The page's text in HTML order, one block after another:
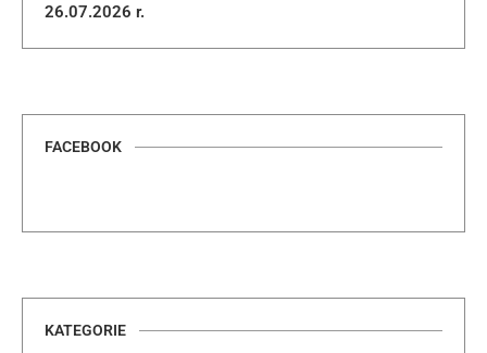
26.07.2026 r.
FACEBOOK
KATEGORIE